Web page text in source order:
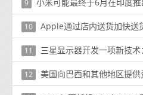
9
10 Apple通过店内送货加快送
11 三星显示器开发一项新技
12 美国向巴西和其他地区提供资金以